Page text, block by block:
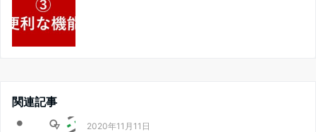
関連記事
2020年11月11日